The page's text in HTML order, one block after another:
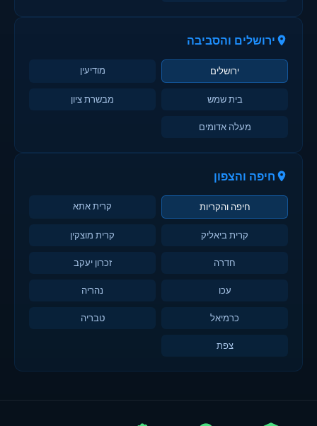
ירושלים והסביבה
ירושלים מודיעין
בית שמש מבשרת ציון
מעלה אדומים
חיפה והצפון
חיפה והקריות קרית אתא
קרית ביאליק קרית מוצקין
חדרה זכרון יעקב
עכו נהריה
כרמיאל טבריה
צפת